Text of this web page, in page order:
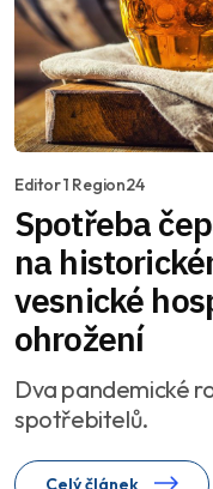
Editor 1 Region24
Spotřeba
na
vesnické
ohrožení
Dva pandemické
spotřebitelů.
Celý článek